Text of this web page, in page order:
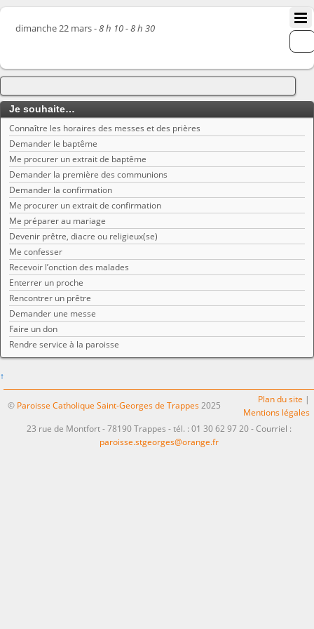
dimanche 22 mars -8 h 10 - 8 h 30
Je souhaite…
Connaître les horaires des messes et des prières
Demander le baptême
Me procurer un extrait de baptême
Demander la première des communions
Demander la confirmation
Me procurer un extrait de confirmation
Me préparer au mariage
Devenir prêtre, diacre ou religieux(se)
Me confesser
Recevoir l’onction des malades
Enterrer un proche
Rencontrer un prêtre
Demander une messe
Faire un don
Rendre service à la paroisse
↑
© Paroisse Catholique Saint-Georges de Trappes 2025
Plan du site |
Mentions légales
23 rue de Montfort - 78190 Trappes - tél. : 01 30 62 97 20 - Courriel :
paroisse.stgeorges@orange.fr